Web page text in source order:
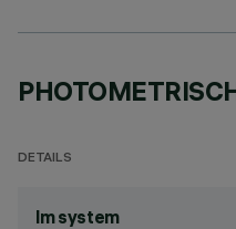
DETAILS
lm system